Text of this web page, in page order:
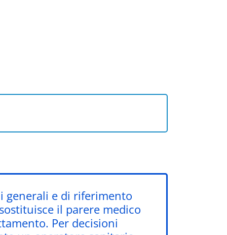
generali e di riferimento
il parere medico
Per decisioni